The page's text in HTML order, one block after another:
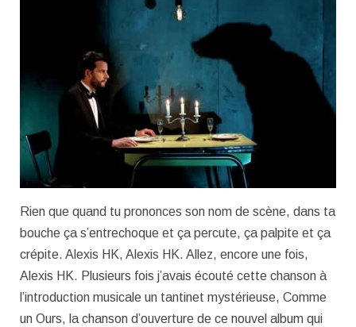
Rien que quand tu prononces son nom de scène, dans ta
bouche ça s’entrechoque et ça percute, ça palpite et ça
crépite. Alexis HK, Alexis HK. Allez, encore une fois,
Alexis HK. Plusieurs fois j’avais écouté cette chanson à
l’introduction musicale un tantinet mystérieuse, Comme
un Ours, la chanson d’ouverture de ce nouvel album qui